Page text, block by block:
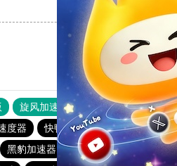
旋风加速度器
快连加速器
度器 快鸭官网 旋风加速度器
黑豹加速器
爬梯子加速器